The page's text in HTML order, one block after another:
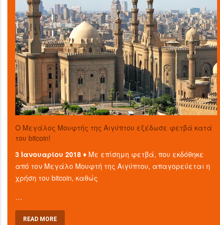
O Μεγάλος Μουφτής της Αιγύπτου εξέδωσε φετβά κατά
του bitcoin!
3 Ιανουαρίου 2018 ♦ Με επίσημη φετβά, που εκδόθηκε
από τον Μεγάλο Μουφτή της Αιγύπτου, απαγορεύεται η
χρήση του bitcoin, καθώς
…
READ MORE